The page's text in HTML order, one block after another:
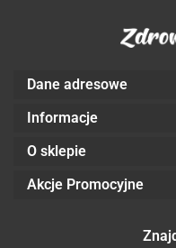
Dane adresowe
Informacje
O sklepie
Akcje Promocyjne